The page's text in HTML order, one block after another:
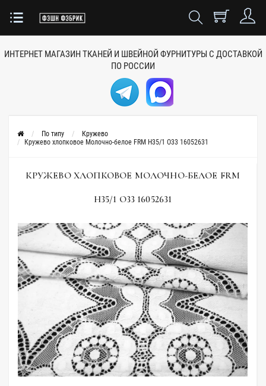
ИНТЕРНЕТ МАГАЗИН ТКАНЕЙ И ШВЕЙНОЙ ФУРНИТУРЫ С ДОСТАВКОЙ
ПО РОССИИ
По типу
Кружево
Кружево хлопковое Молочно-белое FRM H35/1 O33 16052631
КРУЖЕВО ХЛОПКОВОЕ МОЛОЧНО-БЕЛОЕ FRM
H35/1 O33 16052631